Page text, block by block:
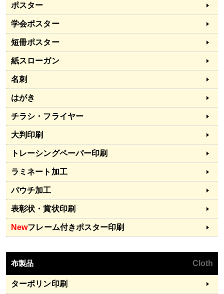
ポスター
学会ポスター
短冊ポスター
紙スローガン
名刺
はがき
チラシ・フライヤー
大判印刷
トレーシングペーパー印刷
ラミネート加工
パウチ加工
表彰状・賞状印刷
Newフレーム付きポスター印刷
布製品 Cloth
ターポリン印刷